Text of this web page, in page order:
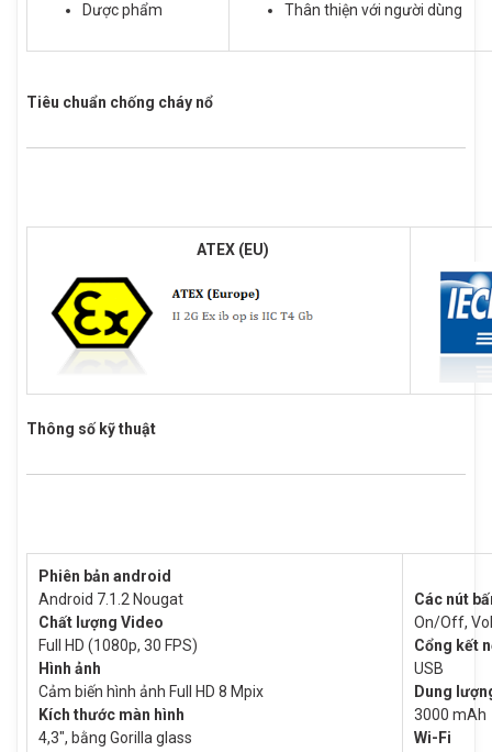
Dược phẩm
Thân thiện với người dùng
Tiêu chuẩn chống cháy nổ
ATEX (EU)
Thông số kỹ thuật
Phiên bản android
Android 7.1.2 Nougat
Chất lượng Video
Full HD (1080p, 30 FPS)
Hình ảnh
Cảm biến hình ảnh Full HD 8 Mpix
Kích thước màn hình
4,3″, bằng Gorilla glass
Các nút
On/Off,
Cổng kết
USB
Dung
3000 mAh
Wi-Fi